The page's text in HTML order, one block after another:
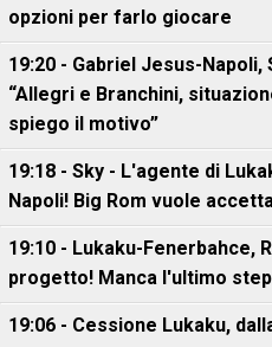
opzioni per farlo giocare
19:20 - Gabriel Jesus-
“Allegri e Branchini,
spiego il motivo”
19:18 - Sky - L'agente di
Napoli! Big Rom vuole
19:10 - Lukaku-Fenerbahce,
progetto! Manca l'ultimo
19:06 - Cessione Lukaku,